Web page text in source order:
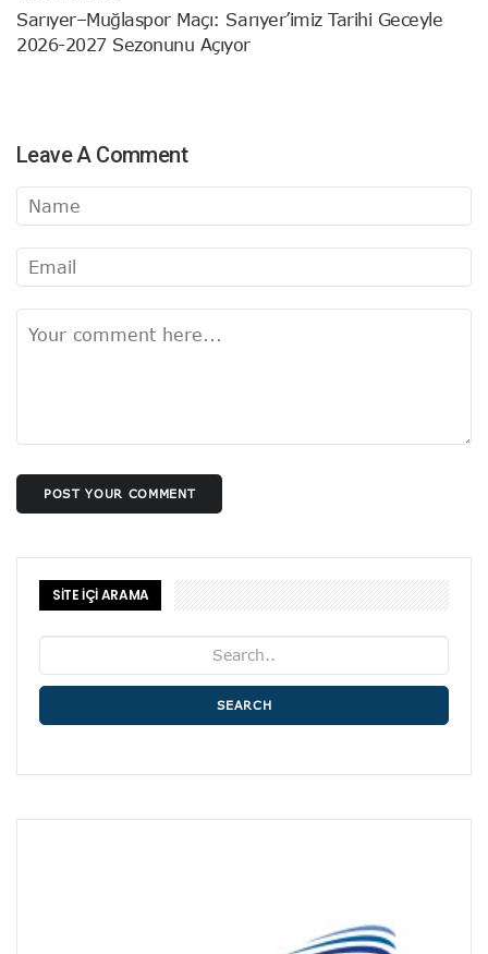
Sarıyer–Muğlaspor Maçı: Sarıyer’imiz Tarihi Geceyle
2026-2027 Sezonunu Açıyor
Leave A Comment
POST YOUR COMMENT
SİTE İÇİ ARAMA
SEARCH